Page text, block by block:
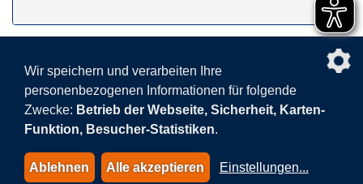
nach
Impressum
© 2015-2026 AVEA GmbH & Co. KG
Wir speichern und verarbeiten Ihre
personenbezogenen Informationen für folgende
Zwecke: Betrieb der Webseite, Sicherheit, Karten-
Funktion, Besucher-Statistiken.
Ablehnen Alle akzeptieren Einstellungen...